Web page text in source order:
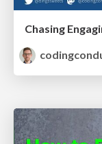
Chasing